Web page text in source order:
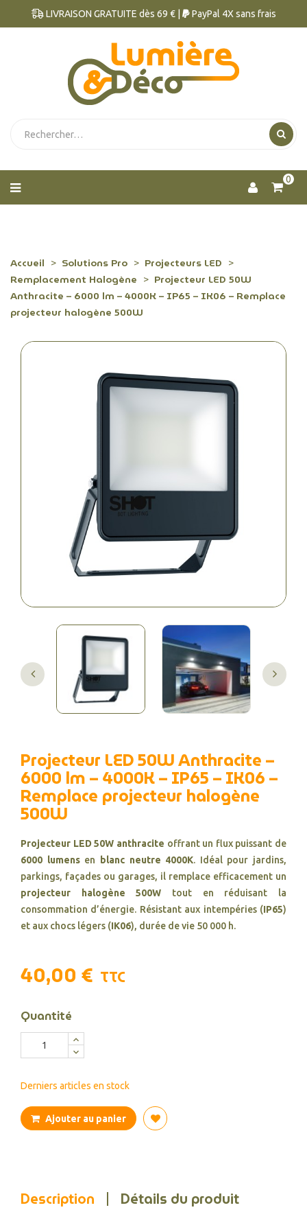
LIVRAISON GRATUITE dès 69 € | PayPal 4X sans frais
0
Accueil Solutions Pro
Projecteurs LED
Remplacement Halogène
Projecteur LED 50W
Anthracite – 6000 lm – 4000K – IP65 – IK06 – Remplace
projecteur halogène 500W
Projecteur LED 50W Anthracite –
6000 lm – 4000K – IP65 – IK06 –
Remplace projecteur halogène
500W
Projecteur LED 50W anthracite offrant un flux puissant de
6000 lumensen blanc neutre 4000K. Idéal pour jardins,
parkings, façades ou garages, il remplace efficacement un
projecteur halogène 500W tout en réduisant la
consommation d’énergie. Résistant aux intempéries (IP65)
et aux chocs légers (IK06), durée de vie 50 000 h.
40,00 € TTC
Quantité
Derniers articles en stock
Ajouter au panier
Description Détails du produit